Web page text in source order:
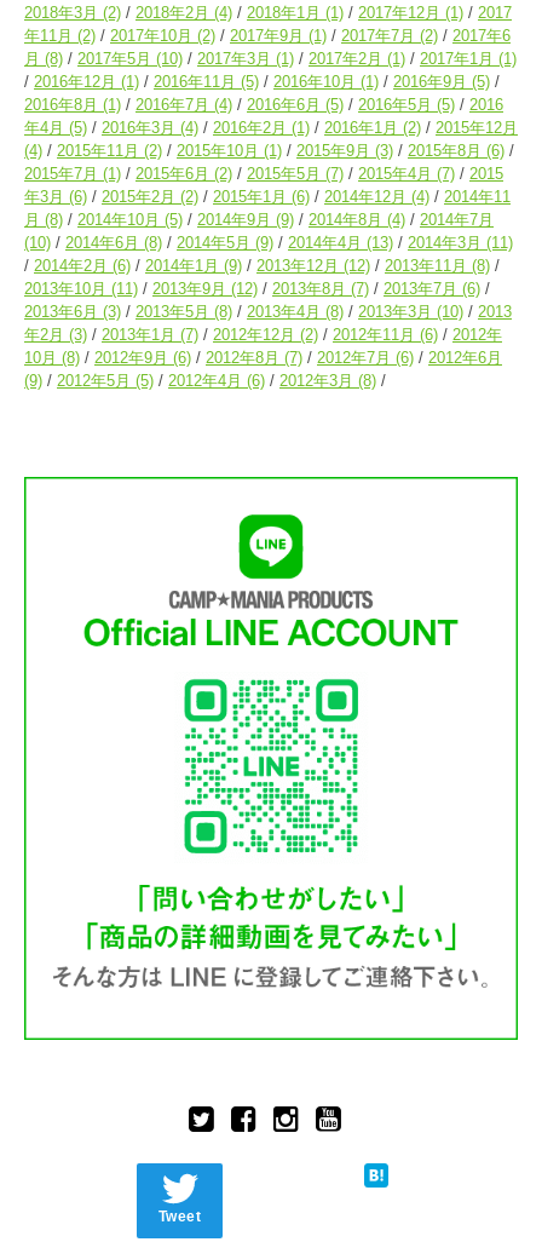
2018年3月 (2) 2018年2月 (4) 2018年1月 (1) 2017年12月 (1)
2017
年11月 (2) 2017年10月 (2) 2017年9月 (1) 2017年7月 (2)
2017年6
月 (8) 2017年5月 (10) 2017年3月 (1) 2017年2月 (1) 2017年1月 (1)
2016年12月 (1) 2016年11月 (5) 2016年10月 (1) 2016年9月 (5)
2016年8月 (1) 2016年7月 (4) 2016年6月 (5) 2016年5月 (5)
2016
年4月 (5) 2016年3月 (4) 2016年2月 (1) 2016年1月 (2)
2015年12月
(4)
2015年11月 (2) 2015年10月 (1) 2015年9月 (3) 2015年8月 (6)
2015年7月 (1) 2015年6月 (2) 2015年5月 (7) 2015年4月 (7)
2015
年3月 (6) 2015年2月 (2) 2015年1月 (6) 2014年12月 (4)
2014年11
月 (8) 2014年10月 (5) 2014年9月 (9) 2014年8月 (4)
2014年7月
(10)
2014年6月 (8) 2014年5月 (9) 2014年4月 (13) 2014年3月 (11)
2014年2月 (6) 2014年1月 (9) 2013年12月 (12) 2013年11月 (8)
2013年10月 (11) 2013年9月 (12) 2013年8月 (7) 2013年7月 (6)
2013年6月 (3) 2013年5月 (8) 2013年4月 (8) 2013年3月 (10)
2013
年2月 (3) 2013年1月 (7) 2012年12月 (2) 2012年11月 (6)
2012年
10月 (8) 2012年9月 (6) 2012年8月 (7) 2012年7月 (6)
2012年6月
(9)
2012年5月 (5) 2012年4月 (6) 2012年3月 (8)
Tweet